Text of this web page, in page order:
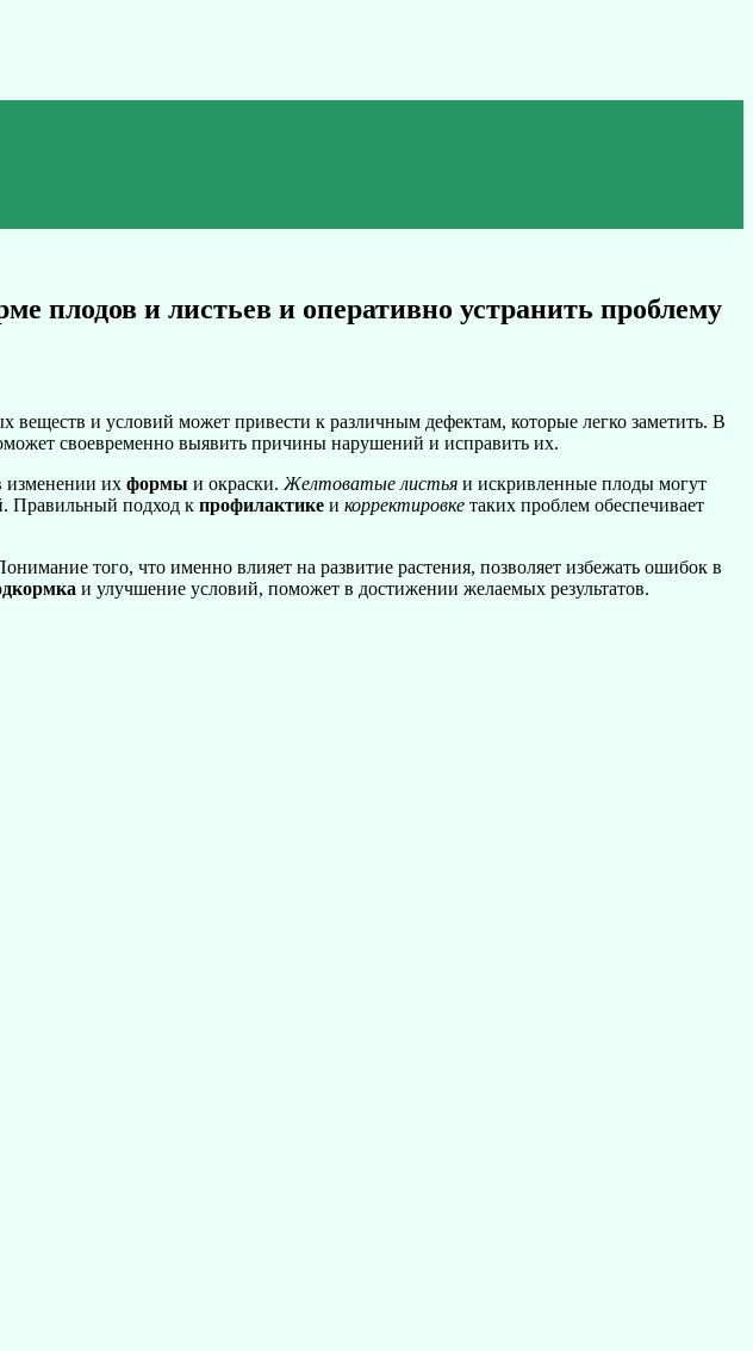
плодов и листьев и оперативно устранить проблему
и условий может привести к различным дефектам, которые легко заметить. В
своевременно выявить причины нарушений и исправить их.
изменении их формы и окраски. Желтоватые листья и искривленные плоды могут
Правильный подход к профилактике и корректировке таких проблем обеспечивает
того, что именно влияет на развитие растения, позволяет избежать ошибок в
и улучшение условий, поможет в достижении желаемых результатов.